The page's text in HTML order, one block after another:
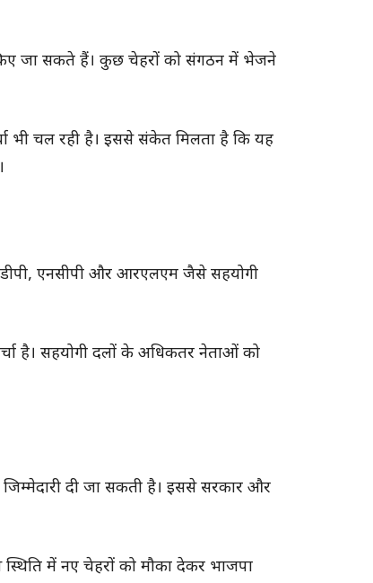
किए जा सकते हैं। कुछ चेहरों को संगठन में भेजने
भी चल रही है। इससे संकेत मिलता है कि यह
एनसीपी और आरएलएम जैसे सहयोगी
है। सहयोगी दलों के अधिकतर नेताओं को
दी जा सकती है। इससे सरकार और
में नए चेहरों को मौका देकर भाजपा